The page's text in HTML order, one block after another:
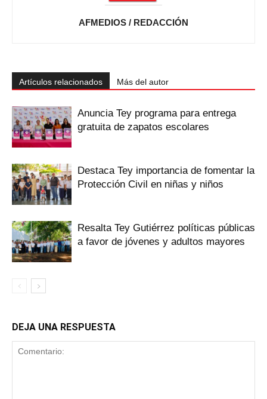
AFMEDIOS / REDACCIÓN
Artículos relacionados Más del autor
‎Anuncia Tey programa para entrega
gratuita de zapatos escolares
Destaca Tey importancia de fomentar ‎la
Protección Civil en niñas y niños
Resalta Tey Gutiérrez políticas públicas
‎a favor de jóvenes y adultos mayores
DEJA UNA RESPUESTA